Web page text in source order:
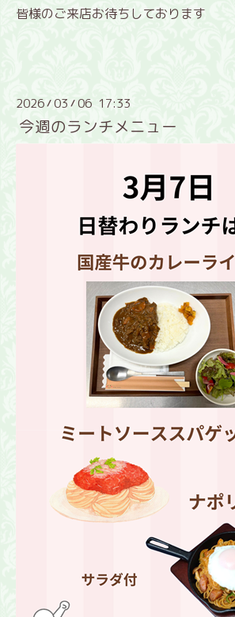
皆様のご来店お待ちしております
2026/03 /06 17:33
今週のランチメニュー